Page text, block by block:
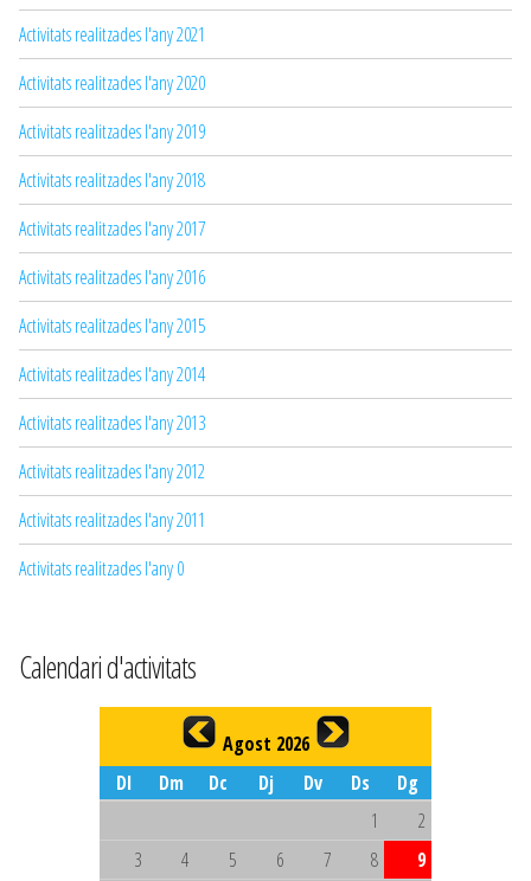
Activitats realitzades l'any 2021
Activitats realitzades l'any 2020
Activitats realitzades l'any 2019
Activitats realitzades l'any 2018
Activitats realitzades l'any 2017
Activitats realitzades l'any 2016
Activitats realitzades l'any 2015
Activitats realitzades l'any 2014
Activitats realitzades l'any 2013
Activitats realitzades l'any 2012
Activitats realitzades l'any 2011
Activitats realitzades l'any 0
Calendari d'activitats
Agost 2026
Dl
Dm Dc Dj Dv Ds
Dg
1
2
3
4 5 6 7 8
9